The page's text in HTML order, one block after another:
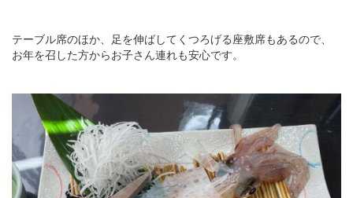
テーブル席のほか、足を伸ばしてくつろげる座敷席もあるので、
お年を召した方からお子さん連れも安心です。